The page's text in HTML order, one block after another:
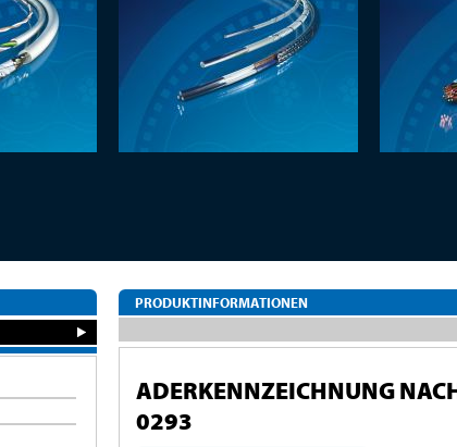
PRODUKTINFORMATIONEN
ADERKENNZEICHNUNG
0293